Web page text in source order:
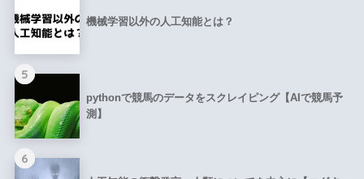
機械学習以外の人工知能とは？
5
pythonで競馬のデータをスクレイピング【AIで競馬予
測】
6